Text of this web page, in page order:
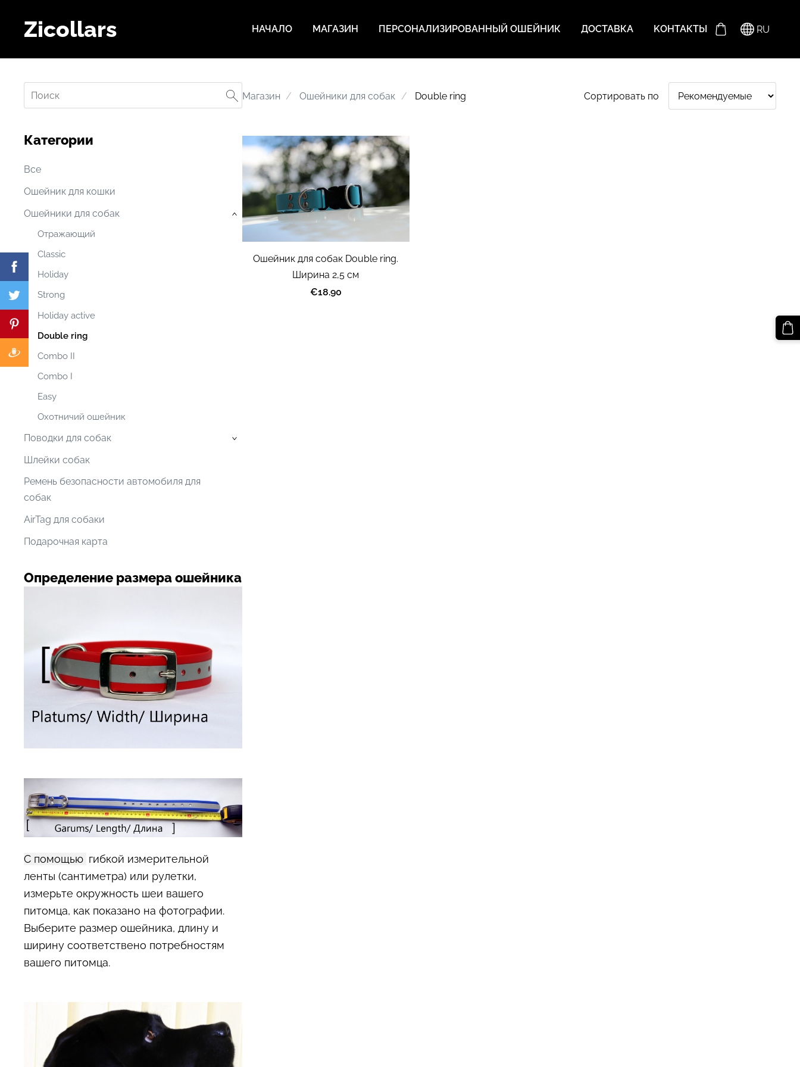
Zicollars НАЧАЛО MАГАЗИН ПЕРСОНАЛИЗИРОВАННЫЙ ОШЕЙНИК ДОСТАВКА KОНТАКТЫ RU
Категории
Все
Ошейник для кошки
Oшейники для собак
Oтражающий
Classic
Holiday
Strong
Holiday active
Double ring
Combo II
Combo I
Easy
Охотничий ошейник
›
Поводки для собак ›
Шлейки собак
Pемень безопасности автомобиля для
собак
AirTag для собаки
Подарочная карта
Определение размера ошейника
С помощью гибкой измерительной
ленты (сантиметра) или рулетки,
измерьте окружность шеи вашего
питомца, как показано на фотографии.
Выберите размер ошейника, длину и
ширину соответствено потребностям
вашего питомца.
Mагазин Oшейники для собак Double ring Сортировать по
Ошейник для собак Double ring.
Ширина 2,5 cм
€18.90